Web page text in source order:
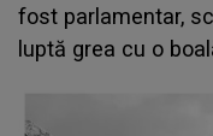
fost parlamentar,
luptă grea cu o